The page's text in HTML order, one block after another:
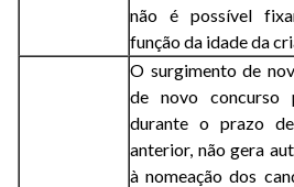
não é possível
função da idade da
O surgimento de
de novo concurso
durante o prazo
anterior, não gera
à nomeação dos